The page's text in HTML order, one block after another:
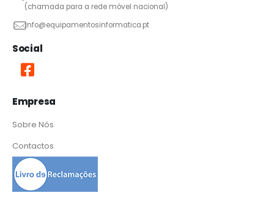
(chamada para a rede móvel nacional)
info@equipamentosinformatica.pt
Social
Empresa
Sobre Nós
Contactos